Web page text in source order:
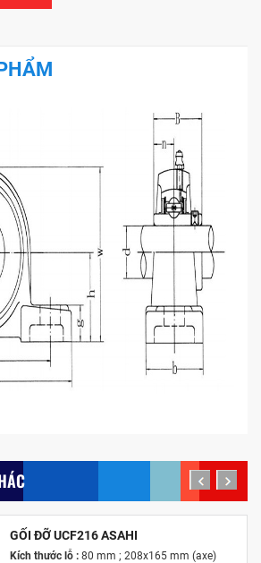
GỐI ĐỠ UCF216 ASAHI
Kích thước lỗ : 80 mm ; 208x165 mm (axe)
prev next